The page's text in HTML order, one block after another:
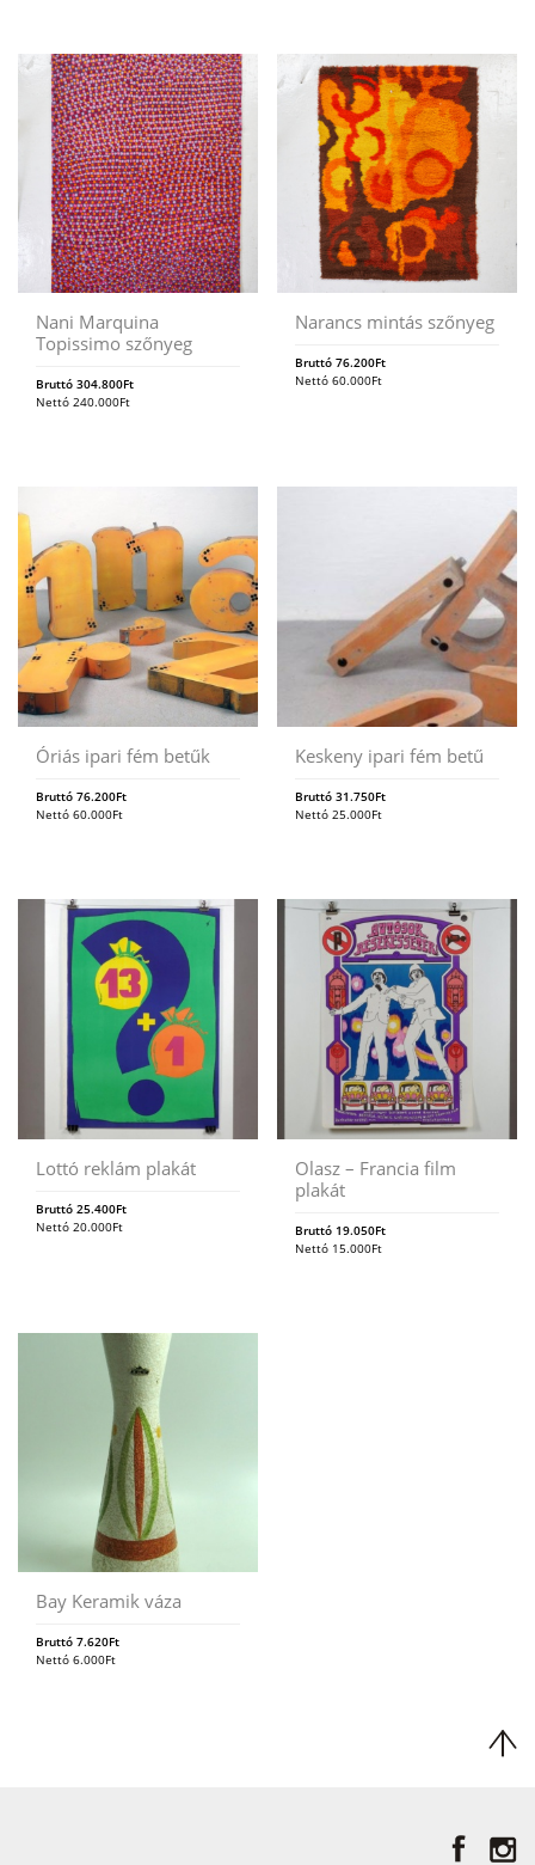
Nani Marquina
Topissimo szőnyeg
Bruttó 304.800Ft
Nettó 240.000Ft
Narancs mintás szőnyeg
Bruttó76.200Ft
Nettó60.000Ft
Óriás ipari fém betűk
Bruttó 76.200Ft
Nettó 60.000Ft
Keskeny ipari fém betű
Bruttó31.750Ft
Nettó25.000Ft
Lottó reklám plakát
Bruttó 25.400Ft
Nettó 20.000Ft
Olasz – Francia film
plakát
Bruttó 19.050Ft
Nettó 15.000Ft
Bay Keramik váza
Bruttó 7.620Ft
Nettó 6.000Ft